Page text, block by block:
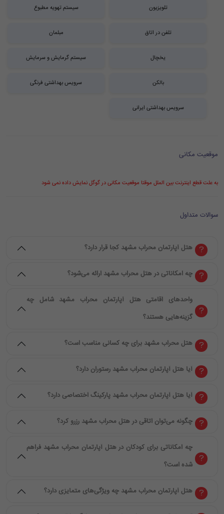
تلویزیون سیستم تهویه مطبوع
تلفن در اتاق مبلمان
یخچال سیستم گرمایش و سرمایش
بالکن سرویس بهداشتی فرنگی
سرویس بهداشتی ایرانی
موقعیت مکانی
به علت قطع اینترنت بین الملل موقتا موقعیت مکانی در گوگل نمایش داده نمی شود
سوالات متداول
هتل آپارتمان محراب مشهد کجا قرار دارد؟
چه امکاناتی در هتل محراب مشهد ارائه می‌شود؟
واحدهای اقامتی هتل آپارتمان محراب مشهد شامل چه
گزینه‌هایی هستند؟
هتل محراب مشهد برای چه کسانی مناسب است؟
آیا هتل آپارتمان محراب مشهد رستوران دارد؟
آیا هتل آپارتمان محراب مشهد پارکینگ اختصاصی دارد؟
چگونه می‌توان اتاقی در هتل محراب مشهد رزرو کرد؟
چه امکاناتی برای کودکان در هتل آپارتمان محراب مشهد فراهم
شده است؟
هتل آپارتمان محراب مشهد چه ویژگی‌های متمایزی دارد؟